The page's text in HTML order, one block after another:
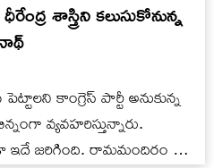
శాస్త్రిని కలుసుకోనున్న
కాంగ్రెస్ పార్టీ అనుకున్న
జరిగింది. రామమందిరం పూర్తి